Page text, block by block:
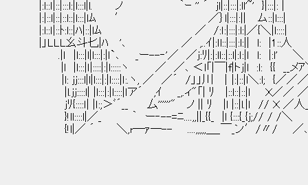
|:l::ｌ|::|:::l:|l:::l|l. ノ ｀ｰ '' ´ ｊl|::|:::|:ll'~'
|:|::l|::|::l::|l:::|lﾑ ′ ／｝l|:::|:|| ム::|l:::|
|:l::ｌ|::ﾄ:l::|ﾊ|::|lﾑ ／ /:ｌ:|:::|:l:|／{＼|l::::|
|」LLL幺斗匕|ﾊ '､ ／ ,..ｲ|:ｌl::|:::|:l:|| l: |1::人
.|ｌ |l:::|l|l:::|:|ｌ`､ _ー--‐'／ ／ｊ:ﾘ|:|:ll::|::l|:ｌ:|ｌ l: |:l' ＼
|l |l:::|ｌ|::::|:|l:::::ヽ ／ ／､ ＜l「|￣|f|トｊ|l :l: {{ __メｱ
|l: ｊｊ:::l|l|l:::|:|l::::|ｌ:.ヽ, ／ ／´ /」」川 │|:|::|l＼:l; {／／
|l.ｊｊ::::l| |l:::|:|l::::|ｌア´ ,ｲ _,.ィ"「| ﾘ |::l::|::|l Ｘ／／ ／
ｊﾘ{::::ｌ| |ｌ:;＞ﾞ´__ 厶''''''" ノ || ﾘ |l |::|l.|ｌ // Ｘ ／人
}!ll::::l|／_ ｀ ー‐--=ﾆ....,,||_{{_ |l {:::{_{ｊ;// / /＼
{!l|／ ´ ＼,r─ｧ─-- ....,,,,,＿_￣_ン′/〃/ ／､